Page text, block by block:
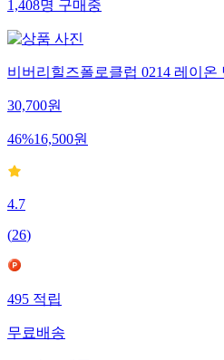
1,408명구매중
비버리힐즈폴로클럽 0214 레이
30,700원
46%16,500원
4.7
(26)
495적립
무료배송